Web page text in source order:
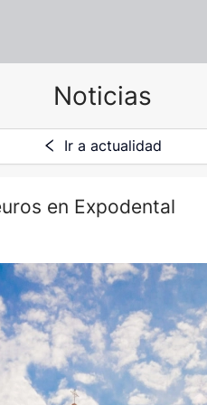
Noticias
Ir a actualidad
en Expodental